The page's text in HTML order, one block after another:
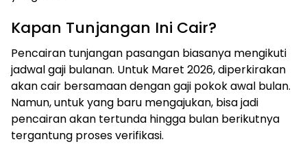
Kapan Tunjangan Ini Cair?
Pencairan tunjangan pasangan biasanya mengikuti
jadwal gaji bulanan. Untuk Maret 2026, diperkirakan
akan cair bersamaan dengan gaji pokok awal bulan.
Namun, untuk yang baru mengajukan, bisa jadi
pencairan akan tertunda hingga bulan berikutnya
tergantung proses verifikasi.